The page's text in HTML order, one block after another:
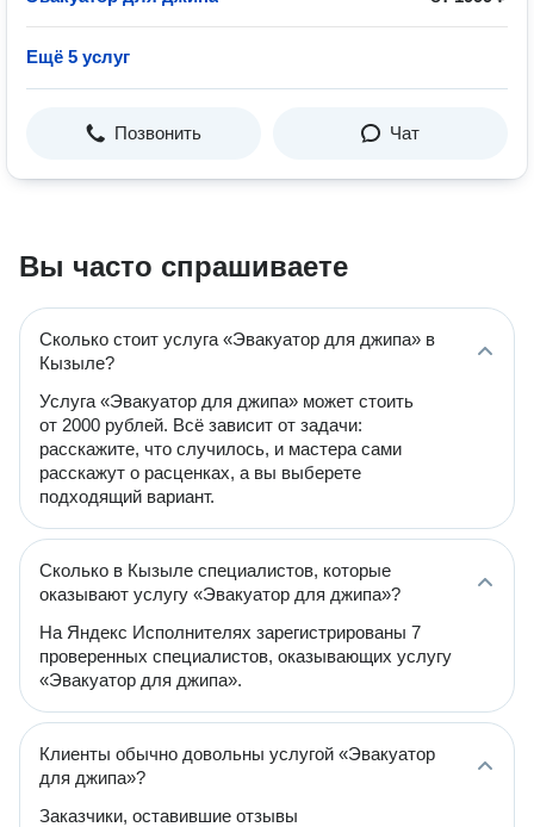
Ещё 5 услуг
Позвонить Чат
Вы часто спрашиваете
Сколько стоит услуга «Эвакуатор для джипа» в
Кызыле?
Услуга «Эвакуатор для джипа» может стоить
от 2000 рублей. Всё зависит от задачи:
расскажите, что случилось, и мастера сами
расскажут о расценках, а вы выберете
подходящий вариант.
Сколько в Кызыле специалистов, которые
оказывают услугу «Эвакуатор для джипа»?
На Яндекс Исполнителях зарегистрированы 7
проверенных специалистов, оказывающих услугу
«Эвакуатор для джипа».
Клиенты обычно довольны услугой «Эвакуатор
для джипа»?
Заказчики, оставившие отзывы